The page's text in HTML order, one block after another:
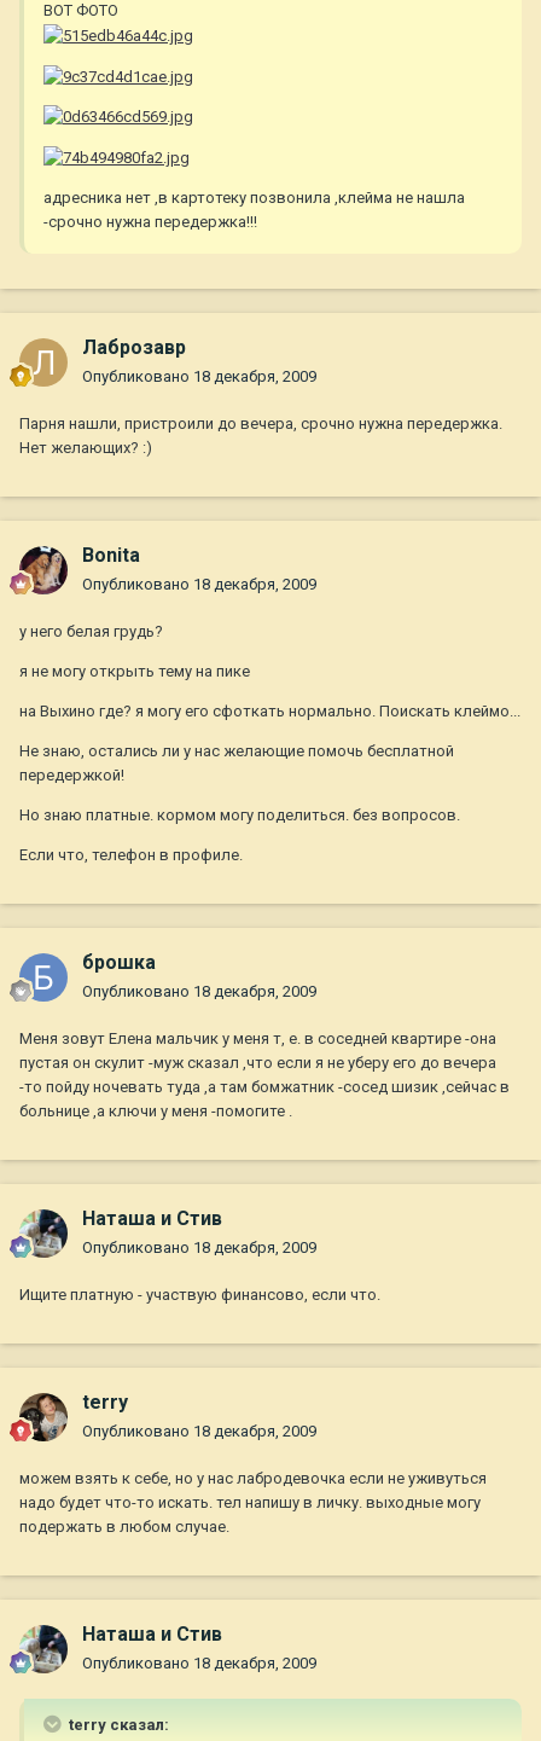
ВОТ ФОТО
адресника нет ,в картотеку позвонила ,клейма не нашла
-срочно нужна передержка!!!
Лаброзавр
Опубликовано 18 декабря, 2009
Парня нашли, пристроили до вечера, срочно нужна передержка.
Нет желающих? :)
Bonita
Опубликовано 18 декабря, 2009
у него белая грудь?
я не могу открыть тему на пике
на Выхино где? я могу его сфоткать нормально. Поискать клеймо...
Не знаю, остались ли у нас желающие помочь бесплатной
передержкой!
Но знаю платные. кормом могу поделиться. без вопросов.
Если что, телефон в профиле.
брошка
Опубликовано 18 декабря, 2009
Меня зовут Елена мальчик у меня т, е. в соседней квартире -она
пустая он скулит -муж сказал ,что если я не уберу его до вечера
-то пойду ночевать туда ,а там бомжатник -сосед шизик ,сейчас в
больнице ,а ключи у меня -помогите .
Наташа и Стив
Опубликовано 18 декабря, 2009
Ищите платную - участвую финансово, если что.
terry
Опубликовано 18 декабря, 2009
можем взять к себе, но у нас лабродевочка если не уживуться
надо будет что-то искать. тел напишу в личку. выходные могу
подержать в любом случае.
Наташа и Стив
Опубликовано 18 декабря, 2009
terry сказал: